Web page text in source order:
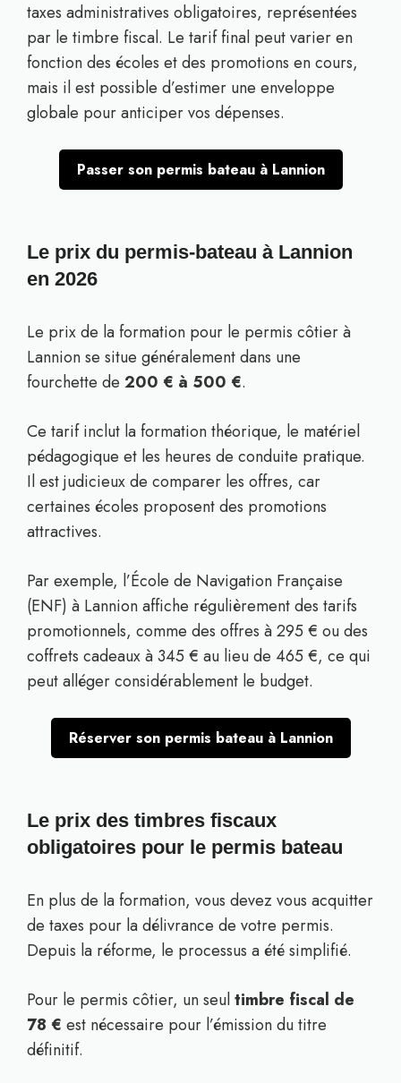
taxes administratives obligatoires, représentées
par le timbre fiscal. Le tarif final peut varier en
fonction des écoles et des promotions en cours,
mais il est possible d’estimer une enveloppe
globale pour anticiper vos dépenses.
Passer son permis bateau à Lannion
Le prix du permis-bateau à Lannion
en 2026
Le prix de la formation pour le permis côtier à
Lannion se situe généralement dans une
fourchette de 200 € à 500 €.
Ce tarif inclut la formation théorique, le matériel
pédagogique et les heures de conduite pratique.
Il est judicieux de comparer les offres, car
certaines écoles proposent des promotions
attractives.
Par exemple, l’École de Navigation Française
(ENF) à Lannion affiche régulièrement des tarifs
promotionnels, comme des offres à 295 € ou des
coffrets cadeaux à 345 € au lieu de 465 €, ce qui
peut alléger considérablement le budget.
Réserver son permis bateau à Lannion
Le prix des timbres fiscaux
obligatoires pour le permis bateau
En plus de la formation, vous devez vous acquitter
de taxes pour la délivrance de votre permis.
Depuis la réforme, le processus a été simplifié.
Pour le permis côtier, un seultimbre fiscal de
78 € est nécessaire pour l’émission du titre
définitif.